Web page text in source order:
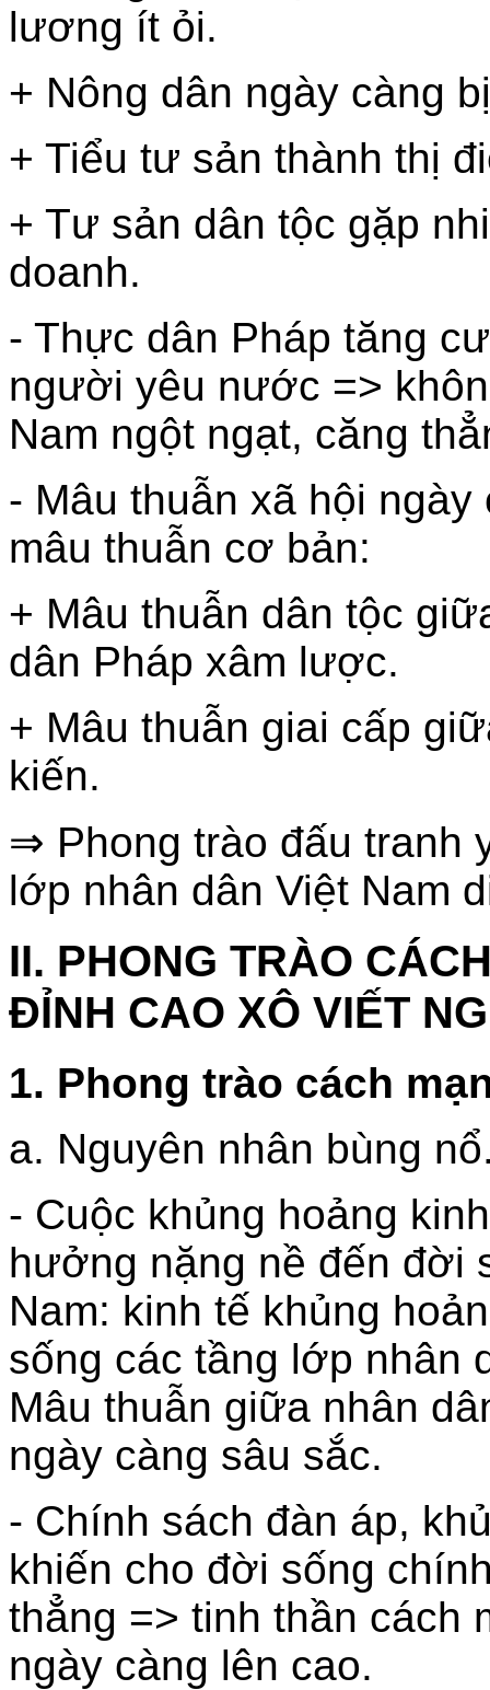
lương ít ỏi.
+ Nông dân ngày càng
+ Tiểu tư sản thành thị
+ Tư sản dân tộc gặp
doanh.
- Thực dân Pháp tăng
người yêu nước =>
Nam ngột ngạt, căng
- Mâu thuẫn xã hội
mâu thuẫn cơ bản:
+ Mâu thuẫn dân tộc
dân Pháp xâm lược.
+ Mâu thuẫn giai cấp
kiến.
⇒ Phong trào đấu tranh
lớp nhân dân Việt Nam
II. PHONG TRÀO
ĐỈNH CAO XÔ VIẾT
1. Phong trào cách
a. Nguyên nhân bùng
- Cuộc khủng hoảng
hưởng nặng nề đến đời
Nam: kinh tế khủng
sống các tầng lớp nhân
Mâu thuẫn giữa nhân
ngày càng sâu sắc.
- Chính sách đàn áp,
khiến cho đời sống
thẳng => tinh thần cách
ngày càng lên cao.